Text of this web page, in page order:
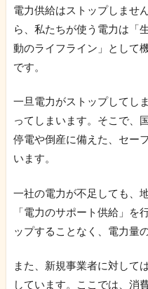
電力供給はストップしませ
ら、私たちが使う電力は「
動のライフライン」として
です。
一旦電力がストップしてし
ってしまいます。そこで、
停電や倒産に備えた、セー
います。
一社の電力が不足しても、
「電力のサポート供給」を
ップすることなく、電力量
また、新規事業者に対して
しています。ここでは、消